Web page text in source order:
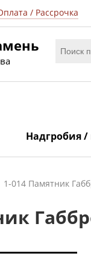
/ Рассрочка
Надгробия
1-014 Памятник